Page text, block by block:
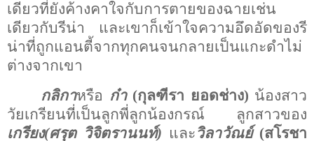
เดียวที่ยังค้างคาใจกับการตายของฉายเช่น
เดียวกับรีน่า
และเขาก็เข้าใจความอึดอัดของรี
น่าที่ถูกแอนตี้จากทุกคนจนกลายเป็นแกะดำไม่
ต่างจากเขา
กลิกาหรือ ก๋า (กุลฑีรา ยอดช่าง) น้องสาว
วัยเกรียนที่เป็นลูกพี่ลูกน้องกรณ์ ลูกสาวของ
เกรียง(ศรุต วิจิตรานนท์) และวิลาวัณย์ (สโรชา